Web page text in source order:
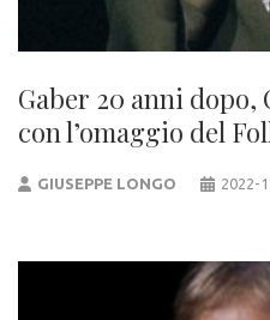
Gaber 20 anni dopo,
con l’omaggio del
GIUSEPPE LONGO 2022-